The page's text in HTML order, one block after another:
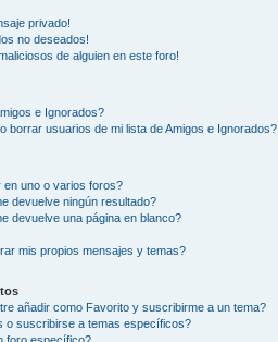
privado!
no deseados!
de alguien en este foro!
e Ignorados?
borrar usuarios de mi lista de Amigos e Ignorados?
uno o varios foros?
devuelve ningún resultado?
devuelve una página en blanco?
mis propios mensajes y temas?
añadir como Favorito y suscribirme a un tema?
o suscribirse a temas específicos?